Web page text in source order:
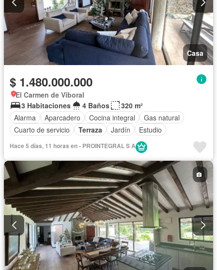
Casa
$ 1.480.000.000
El Carmen de Viboral
3 Habitaciones
4 Baños
320 m²
Alarma
Aparcadero Cocina integral
Gas natural
Cuarto de servicio
Terraza Jardín Estudio
Hace 5 días, 11 horas en - PROINTEGRAL S A